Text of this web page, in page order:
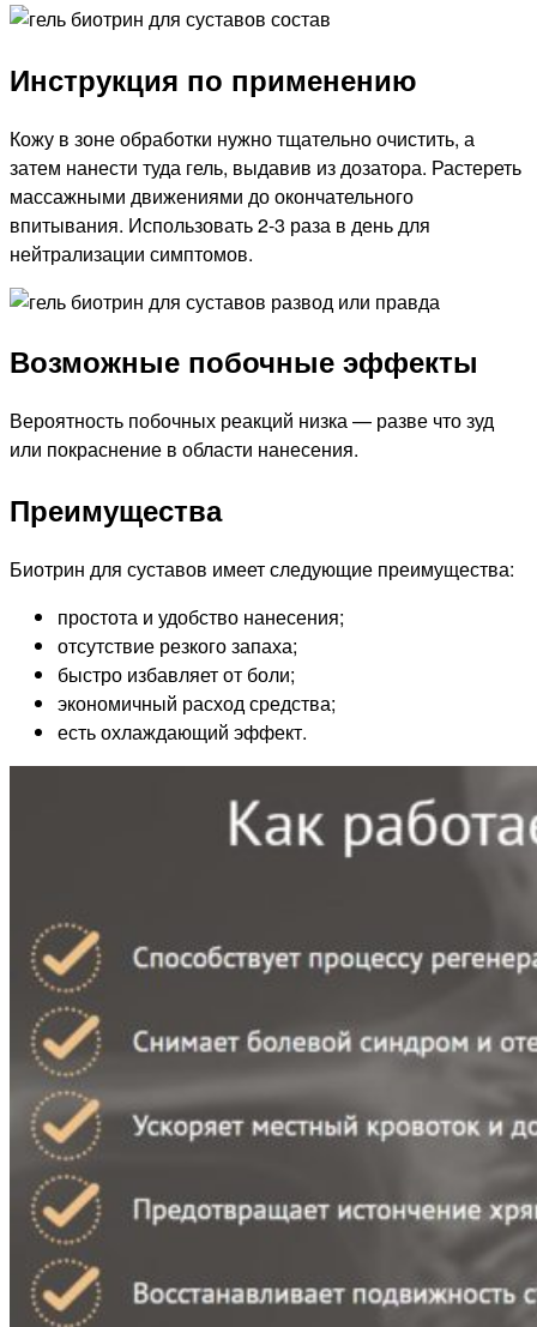
Инструкция по применению
Кожу в зоне обработки нужно тщательно очистить, а
затем нанести туда гель, выдавив из дозатора. Растереть
массажными движениями до окончательного
впитывания. Использовать 2-3 раза в день для
нейтрализации симптомов.
Возможные побочные эффекты
Вероятность побочных реакций низка — разве что зуд
или покраснение в области нанесения.
Преимущества
Биотрин для суставов имеет следующие преимущества:
простота и удобство нанесения;
отсутствие резкого запаха;
быстро избавляет от боли;
экономичный расход средства;
есть охлаждающий эффект.